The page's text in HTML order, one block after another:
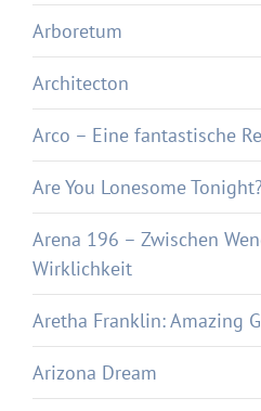
Arboretum
Architecton
Arco – Eine fantastische
Are You Lonesome Tonight?
Arena 196 – Zwischen
Wirklichkeit
Aretha Franklin: Amazing
Arizona Dream